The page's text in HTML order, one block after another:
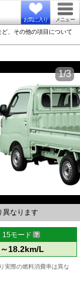
お気に入り メニュー
、その他の項目について
異なります
1/3
15モード
18.2km/L
実際の燃料消費率は異な